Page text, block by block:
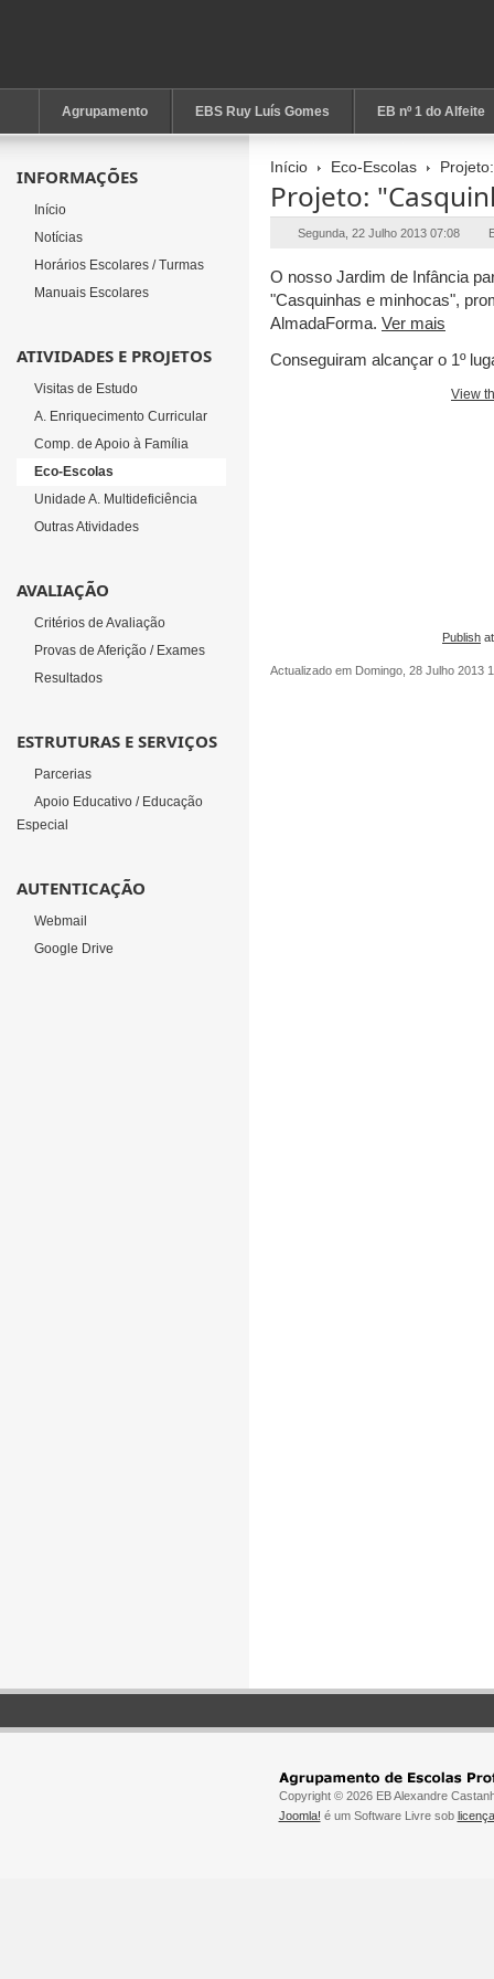
Agrupamento EBS Ruy Luís Gomes EB nº 1 do Alfeite
Início Eco-Escolas
Projeto:
Segunda, 22 Julho 2013 07:08
O nosso Jardim de Infância
"Casquinhas e minhocas",
AlmadaForma. Ver mais
Conseguiram alcançar o 1º
View
Publish
Actualizado em Domingo, 28 Julho 2013
INFORMAÇÕES
Início
Notícias
Horários Escolares / Turmas
Manuais Escolares
ATIVIDADES E PROJETOS
Visitas de Estudo
A. Enriquecimento Curricular
Comp. de Apoio à Família
Eco-Escolas
Unidade A. Multideficiência
Outras Atividades
AVALIAÇÃO
Critérios de Avaliação
Provas de Aferição / Exames
Resultados
ESTRUTURAS E SERVIÇOS
Parcerias
Apoio Educativo / Educação
Especial
AUTENTICAÇÃO
Webmail
Google Drive
Copyright © 2026 EB Alexandre
Joomla! é um Software Livre sob